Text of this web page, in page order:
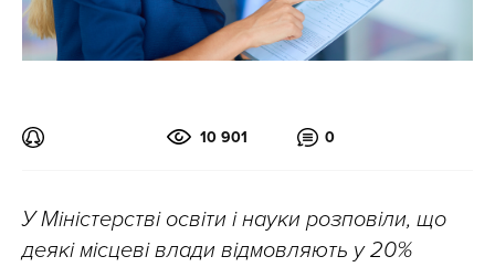
10 901 0
У Міністерстві освіти і науки розповіли, що
деякі місцеві влади відмовляють у 20%